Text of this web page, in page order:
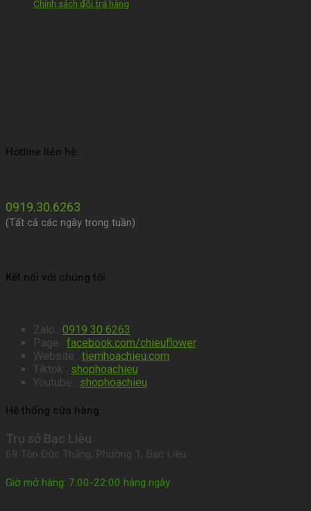
Chính sách đổi trả hàng
Hotline liên hệ:
0919.30.6263
(Tất cả các ngày trong tuần)
Kết nối với chúng tôi
Zalo : 0919 30 6263.
Page : facebook.com/chieuflower.
Website : tiemhoachieu.com.
Tiktok : shophoachieu
Youtube : shophoachieu
Hệ thống cửa hàng
Trụ sở Bạc Liêu
69 Tôn Đức Thắng, Phường 1, Bạc Liêu
Giờ mở hàng: 7:00-22:00 hàng ngày